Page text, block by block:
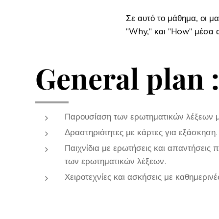
Σε αυτό το μάθημα, οι
"Why," και "How" μέσα
General plan
Παρουσίαση των ερωτηματικών λέξεων
Δραστηριότητες με κάρτες για εξάσκηση.
Παιχνίδια με ερωτήσεις και απαντήσεις
των ερωτηματικών λέξεων.
Χειροτεχνίες και ασκήσεις με